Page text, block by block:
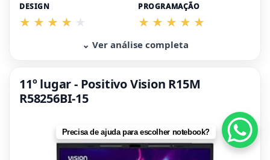
DESIGN PROGRAMAÇÃO
⌄ Ver análise completa
11º lugar - Positivo Vision R15M
R58256BI-15
Precisa de ajuda para escolher notebook?